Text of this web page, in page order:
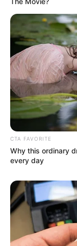
Im
über 70
gehören
Ländern.
ab
Kurviertel nebst
reichenden
Friedrichstein
CTA FAVORITE
Why this ordinary
every day